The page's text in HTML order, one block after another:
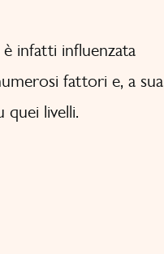
infatti influenzata
fattori e, a sua
livelli.